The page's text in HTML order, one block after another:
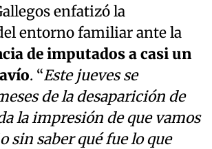
enfatizó la
entorno familiar ante la
de imputados a casi un
. “Este jueves se
de la desaparición de
la impresión de que vamos
sin saber qué fue lo que